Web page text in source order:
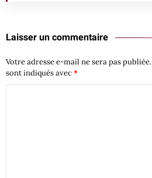
Laisser un commentaire
Votre adresse e-mail ne sera pas publiée.
sont indiqués avec*